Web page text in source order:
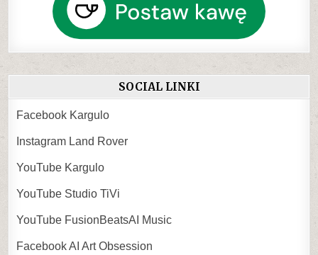
SOCIAL LINKI
Facebook Kargulo
Instagram Land Rover
YouTube Kargulo
YouTube Studio TiVi
YouTube FusionBeatsAI Music
Facebook AI Art Obsession